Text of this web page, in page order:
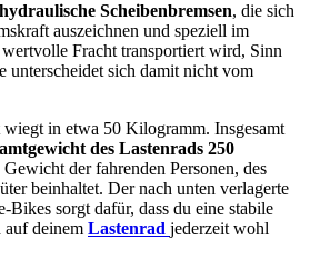
Scheibenbremsen, die sich
auszeichnen und speziell im
Fracht transportiert wird, Sinn
unterscheidet sich damit nicht vom
wiegt in etwa 50 Kilogramm. Insgesamt
des Lastenrads 250
Gewicht der fahrenden Personen, des
beinhaltet. Der nach unten verlagerte
Bikes sorgt dafür, dass du eine stabile
auf deinem Lastenrad jederzeit wohl